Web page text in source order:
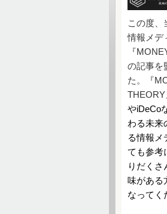
この度、
情報メデ
『
の記事を
た。『
THEORY
やiDeCo
わる未来
る情報メ
ても参考
りだくさ
味がある
なってく